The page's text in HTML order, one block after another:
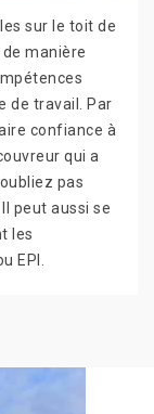
sur le toit de
manière
de travail. Par
confiance à
qui a
pas
peut aussi se
les
EPI.